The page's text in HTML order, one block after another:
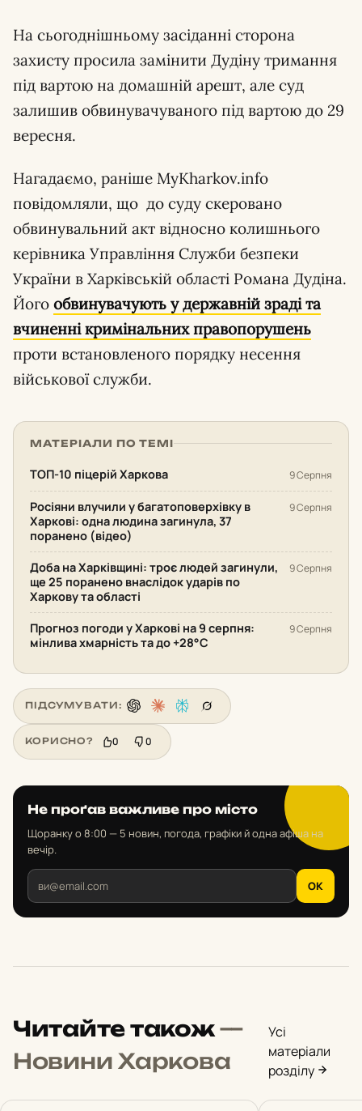
На сьогоднішньому засіданні сторона
захисту просила замінити Дудіну тримання
під вартою на домашній арешт, але суд
залишив обвинувачуваного під вартою до 29
вересня.
Нагадаємо, раніше MyKharkov.info
повідомляли, що до суду скеровано
обвинувальний акт відносно колишнього
керівника Управління Служби безпеки
України в Харківській області Романа Дудіна.
Його обвинувачують у державній зраді та
вчиненні кримінальних правопорушень
проти встановленого порядку несення
військової служби.
МАТЕРІАЛИ ПО ТЕМІ
ТОП-10 піцерій Харкова 9 Серпня
Росіяни влучили у багатоповерхівку в
Харкові: одна людина загинула, 37
поранено (відео)
9 Серпня
Доба на Харківщині: троє людей загинули,
ще 25 поранено внаслідок ударів по
Харкову та області
9 Серпня
Прогноз погоди у Харкові на 9 серпня:
мінлива хмарність та до +28°С
9 Серпня
ПІДСУМУВАТИ:
КОРИСНО? 0 0
Не проґав важливе про місто
Щоранку о 8:00 — 5 новин, погода, графіки й одна афіша на
вечір.
OK
Читайте також—
Новини Харкова
Усі
матеріали
розділу